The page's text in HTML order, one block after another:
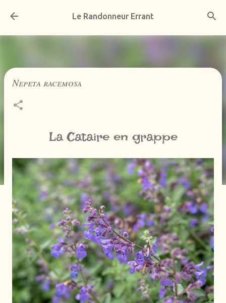
Accéder au contenu principal
Le Randonneur Errant
Nepeta racemosa
La Cataire en grappe